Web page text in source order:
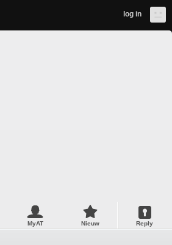
log in
MyAT Nieuw Reply